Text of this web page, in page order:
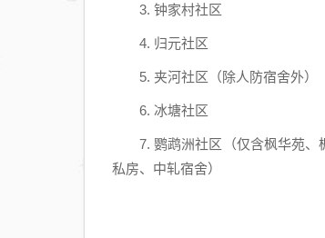
3. 钟家村社区
4. 归元社区
5. 夹河社区（除人防宿舍外）
6. 冰塘社区
7. 鹦鹉洲社区（仅含枫华苑、
私房、中轧宿舍）